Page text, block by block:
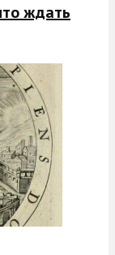
ждать